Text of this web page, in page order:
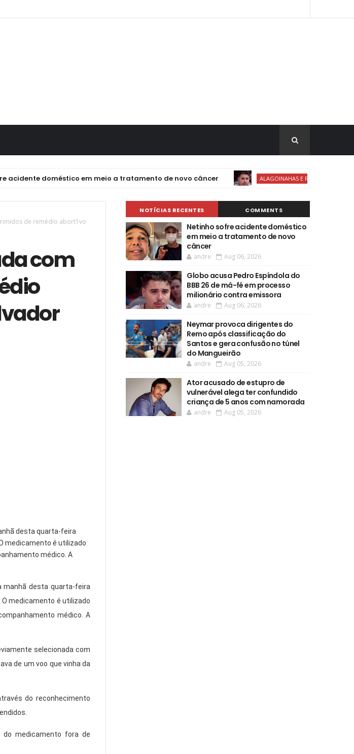
doméstico em meio a tratamento de novo câncer ALAGOINAHAS E REGIÃO
de remédio abort1vo
com
desta quarta-feira
O medicamento é utilizado
médico. A
manhã desta quarta-feira
. O medicamento é utilizado
médico. A
selecionada com
de um voo que vinha da
do reconhecimento
do medicamento fora de
NOTÍCIAS RECENTES COMMENTS
Netinho sofre acidente doméstico
em meio a tratamento de novo
câncer
andre Aug 06, 2026
Globo acusa Pedro Espíndola do
BBB 26 de má-fé em processo
milionário contra emissora
andre Aug 06, 2026
Neymar provoca dirigentes do
Remo após classificação do
Santos e gera confusão no túnel
do Mangueirão
andre Aug 05, 2026
Ator acusado de estupro de
vulnerável alega ter confundido
criança de 5 anos com namorada
andre Aug 05, 2026